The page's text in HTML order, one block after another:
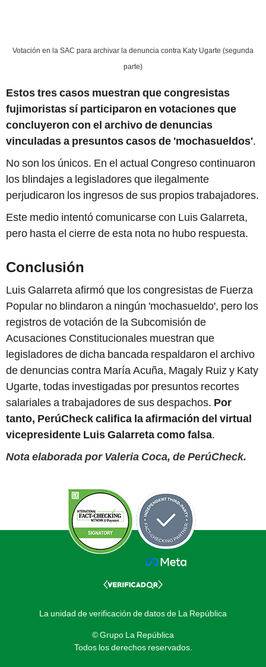
Votación en la SAC para archivar la denuncia contra Katy Ugarte (segunda
parte)
Estos tres casos muestran que congresistas
fujimoristas sí participaron en votaciones que
concluyeron con el archivo de denuncias
vinculadas a presuntos casos de 'mochasueldos'.
No son los únicos. En el actual Congreso continuaron
los blindajes a legisladores que ilegalmente
perjudicaron los ingresos de sus propios trabajadores.
Este medio intentó comunicarse con Luis Galarreta,
pero hasta el cierre de esta nota no hubo respuesta.
Conclusión
Luis Galarreta afirmó que los congresistas de Fuerza
Popular no blindaron a ningún 'mochasueldo', pero los
registros de votación de la Subcomisión de
Acusaciones Constitucionales muestran que
legisladores de dicha bancada respaldaron el archivo
de denuncias contra María Acuña, Magaly Ruiz y Katy
Ugarte, todas investigadas por presuntos recortes
salariales a trabajadores de sus despachos. Por
tanto, PerúCheck califica la afirmación del virtual
vicepresidente Luis Galarreta como falsa.
Nota elaborada por Valeria Coca, de PerúCheck.
La unidad de verificación de datos de La República
© Grupo La República
Todos los derechos reservados.